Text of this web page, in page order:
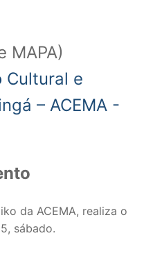
MAPA)
Cultural e
– ACEMA -
da ACEMA, realiza o
sábado.